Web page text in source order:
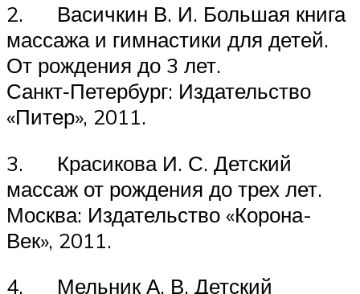
2. Васичкин В. И. Большая книга
массажа и гимнастики для детей.
От рождения до 3 лет.
Санкт‑Петербург: Издательство
«Питер», 2011.
3. Красикова И. С. Детский
массаж от рождения до трех лет.
Москва: Издательство «Корона-
Век», 2011.
4. Мельник А. В. Детский